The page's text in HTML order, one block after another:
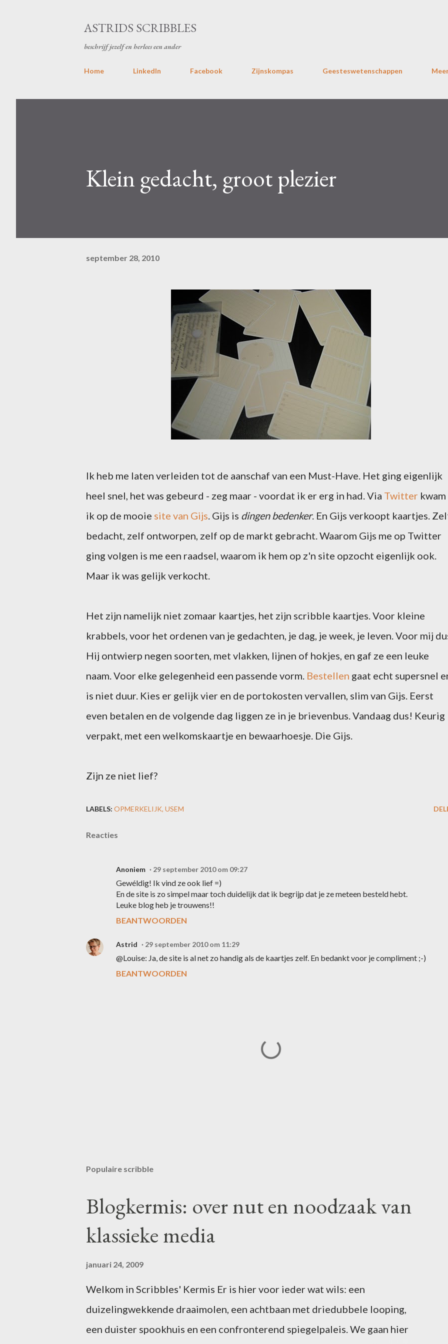
ASTRIDS SCRIBBLES
beschrijf jezelf en herlees een ander
Home LinkedIn Facebook Zijnskompas Geesteswetenschappen
Klein gedacht, groot plezier
september 28, 2010
Ik heb me laten verleiden tot de aanschaf van een Must-Have. Het ging eigenlijk
heel snel, het was gebeurd - zeg maar - voordat ik er erg in had. Via Twitter kwam
ik op de mooie site van Gijs. Gijs is dingen bedenker. En Gijs verkoopt kaartjes.
bedacht, zelf ontworpen, zelf op de markt gebracht. Waarom Gijs me op Twitter
ging volgen is me een raadsel, waarom ik hem op z'n site opzocht eigenlijk ook.
Maar ik was gelijk verkocht.
Het zijn namelijk niet zomaar kaartjes, het zijn scribble kaartjes. Voor kleine
krabbels, voor het ordenen van je gedachten, je dag, je week, je leven. Voor mij
Hij ontwierp negen soorten, met vlakken, lijnen of hokjes, en gaf ze een leuke
naam. Voor elke gelegenheid een passende vorm. Bestellen gaat echt supersnel
is niet duur. Kies er gelijk vier en de portokosten vervallen, slim van Gijs. Eerst
even betalen en de volgende dag liggen ze in je brievenbus. Vandaag dus! Keurig
verpakt, met een welkomskaartje en bewaarhoesje. Die Gijs.
Zijn ze niet lief?
LABELS: OPMERKELIJK USEM
Reacties
Anoniem 29 september 2010 om 09:27
Gewéldig! Ik vind ze ook lief =)
En de site is zo simpel maar toch duidelijk dat ik begrijp dat je ze meteen besteld hebt.
Leuke blog heb je trouwens!!
BEANTWOORDEN
Astrid 29 september 2010 om 11:29
@Louise: Ja, de site is al net zo handig als de kaartjes zelf. En bedankt voor je compliment ;-)
BEANTWOORDEN
e
t
i
e
p
t
n
Populaire scribble
Blogkermis: over nut en noodzaak van
klassieke media
januari 24, 2009
Welkom in Scribbles' Kermis Er is hier voor ieder wat wils: een
duizelingwekkende draaimolen, een achtbaan met driedubbele looping,
een duister spookhuis en een confronterend spiegelpaleis. We gaan hier